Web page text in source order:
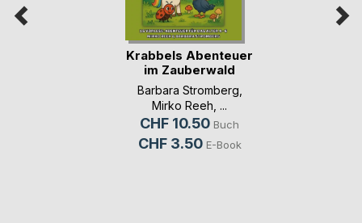
Krabbels Abenteuer
im Zauberwald
Barbara Stromberg
Mirko Reeh , ...
CHF 10.50 Buch
CHF 3.50 E-Book